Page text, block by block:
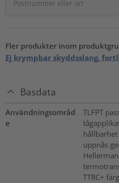
Fler produkter inom
Ej krympbar skyddsslang,
Basdata
Användningsområd
e
TLFPT
uppnås
TTRC+